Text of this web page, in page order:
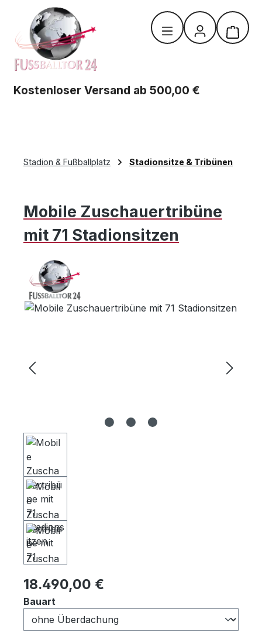
Zum Hauptinhalt springen
Kostenloser Versand ab 500,00 €
Stadion & Fußballplatz Stadionsitze & Tribünen
Mobile Zuschauertribüne
mit 71 Stadionsitzen
Bildergalerie überspringen
Regulärer Preis:
18.490,00 €
Bauart